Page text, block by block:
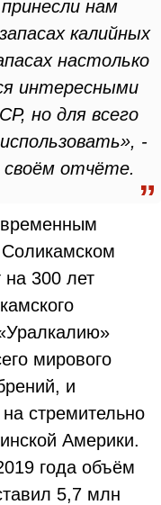
нам
калийных
настолько
интересными
но для всего
-
своём отчёте.
на 300 лет
мирового
и
стремительно
Америки.
года объём
5,7 млн